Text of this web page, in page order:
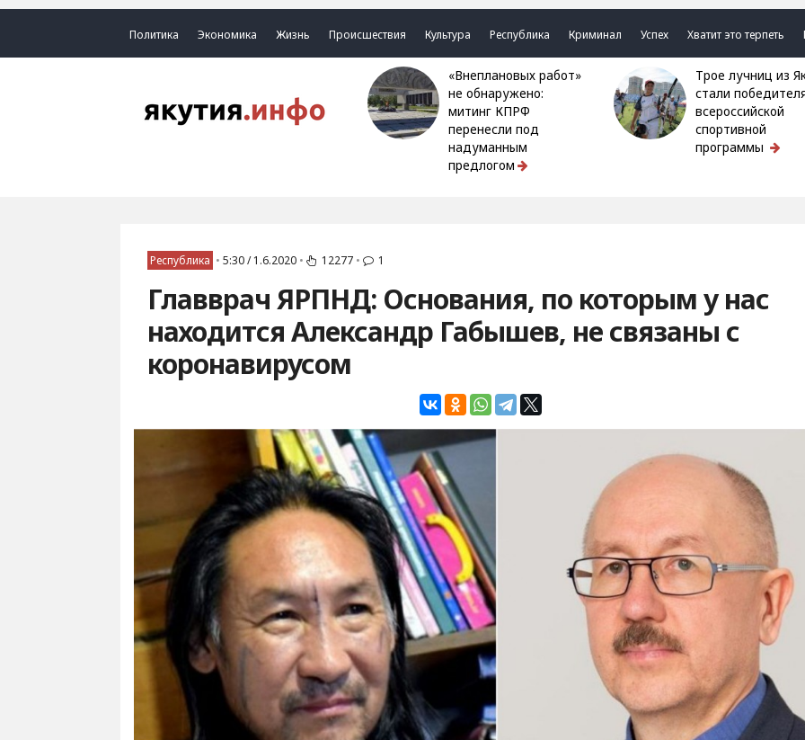
Политика Экономика Жизнь Происшествия Культура Республика Криминал Успех Хватит это терпеть
«Внеплановых работ»
не обнаружено:
митинг КПРФ
перенесли под
надуманным
предлогом
Трое лучниц из Якутии
стали
всероссийской
спортивной
программы
Республика • 5:30 / 1.6.2020 • 12277 • 1
Главврач ЯРПНД: Основания, по которым у нас
находится Александр Габышев, не связаны с
коронавирусом